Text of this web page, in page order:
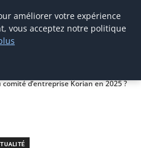
d’entreprise Korian en 2025 ?
améliorer votre expérience
vous acceptez notre politique